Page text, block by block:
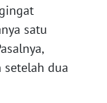
satu
setelah dua